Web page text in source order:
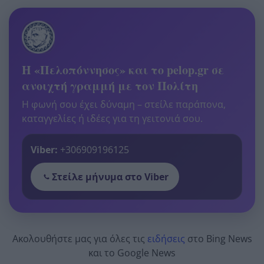
Η «Πελοπόννησος» και το pelop.gr σε
ανοιχτή γραμμή με τον Πολίτη
Η φωνή σου έχει δύναμη – στείλε παράπονα,
καταγγελίες ή ιδέες για τη γειτονιά σου.
Viber: +306909196125
Στείλε μήνυμα στο Viber
Ακολουθήστε μας για όλες τις ειδήσεις στο Bing News
και το Google News